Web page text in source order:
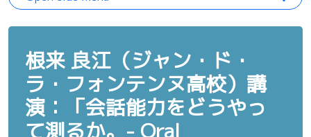
根来 良江（ジャン・ド・
ラ・フォンテンヌ高校）講
演：「会話能力をどうやっ
て測るか。- Oral